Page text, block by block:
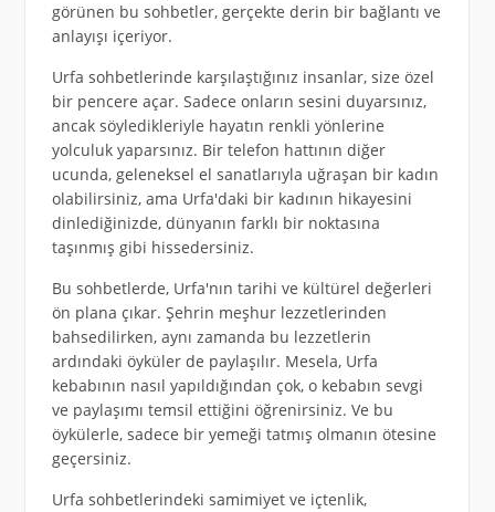
görünen bu sohbetler, gerçekte derin bir bağlantı ve
anlayışı içeriyor.
Urfa sohbetlerinde karşılaştığınız insanlar, size özel
bir pencere açar. Sadece onların sesini duyarsınız,
ancak söyledikleriyle hayatın renkli yönlerine
yolculuk yaparsınız. Bir telefon hattının diğer
ucunda, geleneksel el sanatlarıyla uğraşan bir kadın
olabilirsiniz, ama Urfa'daki bir kadının hikayesini
dinlediğinizde, dünyanın farklı bir noktasına
taşınmış gibi hissedersiniz.
Bu sohbetlerde, Urfa'nın tarihi ve kültürel değerleri
ön plana çıkar. Şehrin meşhur lezzetlerinden
bahsedilirken, aynı zamanda bu lezzetlerin
ardındaki öyküler de paylaşılır. Mesela, Urfa
kebabının nasıl yapıldığından çok, o kebabın sevgi
ve paylaşımı temsil ettiğini öğrenirsiniz. Ve bu
öykülerle, sadece bir yemeği tatmış olmanın ötesine
geçersiniz.
Urfa sohbetlerindeki samimiyet ve içtenlik,